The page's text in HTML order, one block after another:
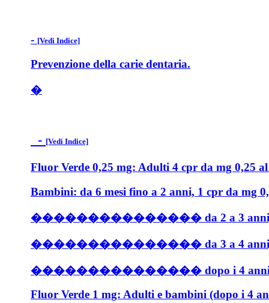
- [Vedi Indice]
Prevenzione della carie dentaria.
�
- [Vedi Indice]
Fluor Verde 0,25 mg: Adulti 4 cpr da mg 0,25
Bambini: da 6 mesi fino a 2 anni, 1 cpr da mg
��������������� da 2 a 3 anni, 2
��������������� da 3 a 4 anni, 3
��������������� dopo i 4 anni e
Fluor Verde 1 mg: Adulti e bambini (dopo i 4